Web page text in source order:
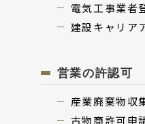
電気⼯事業者
建設キャリア
営業の許認可
産業廃棄物収
古物商許可申